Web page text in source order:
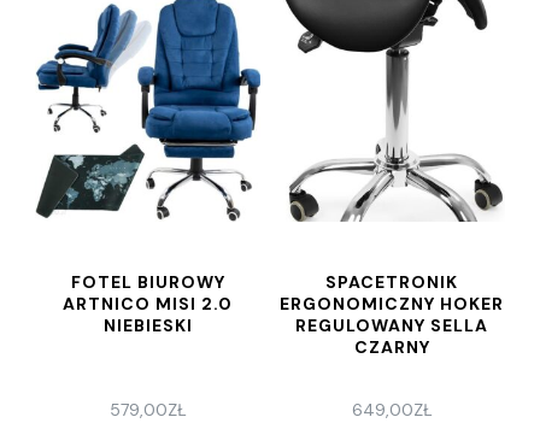
FOTEL BIUROWY
ARTNICO MISI 2.0
NIEBIESKI
579,00ZŁ
SPACETRONIK
ERGONOMICZNY HOKER
REGULOWANY SELLA
CZARNY
649,00ZŁ